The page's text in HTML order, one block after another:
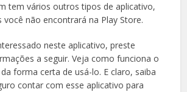
tem vários outros tipos de aplicativo,
você não encontrará na Play Store.
neste aplicativo, preste
a seguir. Veja como funciona o
forma certa de usá-lo. E claro, saiba
contar com esse aplicativo para